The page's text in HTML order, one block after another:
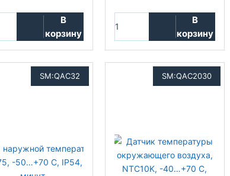
В
корзину
В
корзину
SM:QAC32 SM:QAC2030